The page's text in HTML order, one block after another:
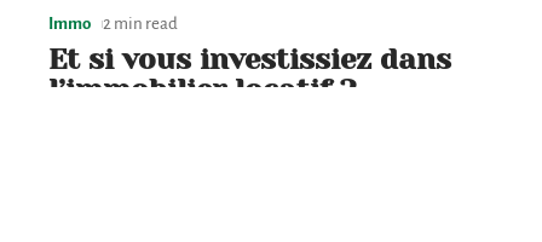
Immo 2 min read
Et si vous investissiez dans
l’immobilier locatif ?